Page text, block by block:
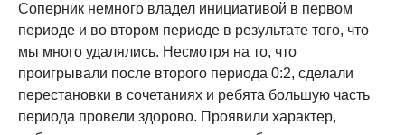
Соперник немного владел инициативой в первом
периоде и во втором периоде в результате того, что
мы много удалялись. Несмотря на то, что
проигрывали после второго периода 0:2, сделали
перестановки в сочетаниях и ребята большую часть
периода провели здорово. Проявили характер,